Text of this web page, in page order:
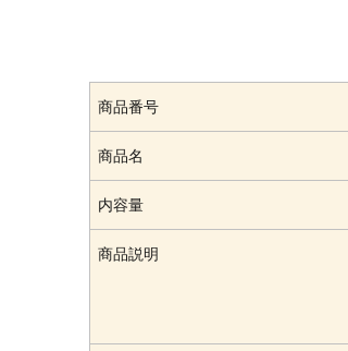
商品番号
商品名
内容量
商品説明